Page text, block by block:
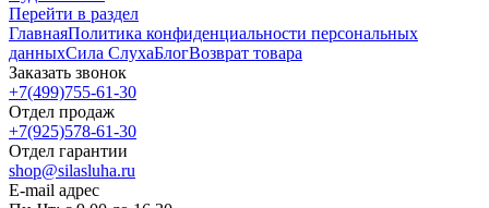
Перейти в раздел
ГлавнаяПолитика конфиденциальности персональных
данныхСила СлухаБлогВозврат товара
Заказать звонок
+7(499)755-61-30
Отдел продаж
+7(925)578-61-30
Отдел гарантии
shop@silasluha.ru
E-mail адрес